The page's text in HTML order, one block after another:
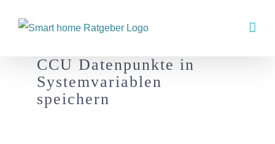
Inhalt
CCU Datenpunkte in
Systemvariablen
speichern